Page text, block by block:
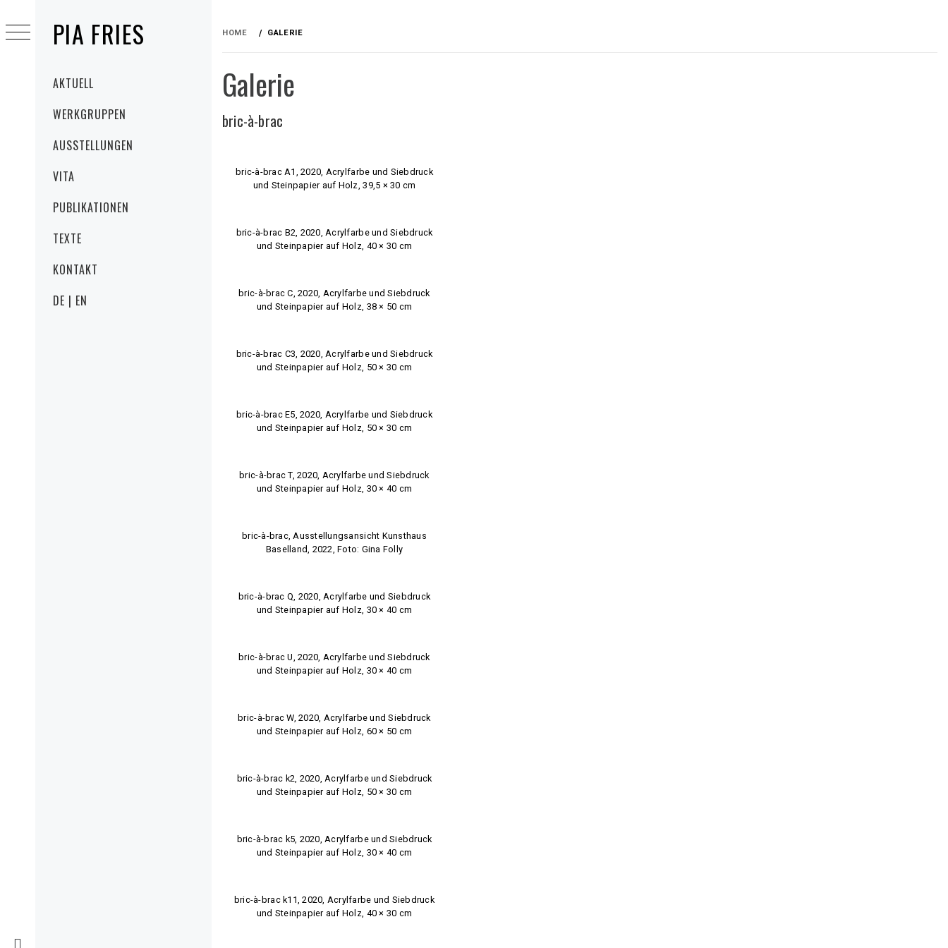
PIA FRIES
MenuAKTUELL
WERKGRUPPEN
AUSSTELLUNGEN
VITA
PUBLIKATIONEN
TEXTE
KONTAKT
DE | EN
to
content
HOME GALERIE
Galerie
bric-à-brac
bric-à-brac A1, 2020, Acrylfarbe und Siebdruck
und Steinpapier auf Holz, 39,5 × 30 cm
bric-à-brac B2, 2020, Acrylfarbe und Siebdruck
und Steinpapier auf Holz, 40 × 30 cm
bric-à-brac C, 2020, Acrylfarbe und Siebdruck
und Steinpapier auf Holz, 38 × 50 cm
bric-à-brac C3, 2020, Acrylfarbe und Siebdruck
und Steinpapier auf Holz, 50 × 30 cm
bric-à-brac E5, 2020, Acrylfarbe und Siebdruck
und Steinpapier auf Holz, 50 × 30 cm
bric-à-brac T, 2020, Acrylfarbe und Siebdruck
und Steinpapier auf Holz, 30 × 40 cm
bric-à-brac, Ausstellungsansicht Kunsthaus
Baselland, 2022, Foto: Gina Folly
bric-à-brac Q, 2020, Acrylfarbe und Siebdruck
und Steinpapier auf Holz, 30 × 40 cm
bric-à-brac U, 2020, Acrylfarbe und Siebdruck
und Steinpapier auf Holz, 30 × 40 cm
bric-à-brac W, 2020, Acrylfarbe und Siebdruck
und Steinpapier auf Holz, 60 × 50 cm
bric-à-brac k2, 2020, Acrylfarbe und Siebdruck
und Steinpapier auf Holz, 50 × 30 cm
bric-à-brac k5, 2020, Acrylfarbe und Siebdruck
und Steinpapier auf Holz, 30 × 40 cm
bric-à-brac k11, 2020, Acrylfarbe und Siebdruck
und Steinpapier auf Holz, 40 × 30 cm